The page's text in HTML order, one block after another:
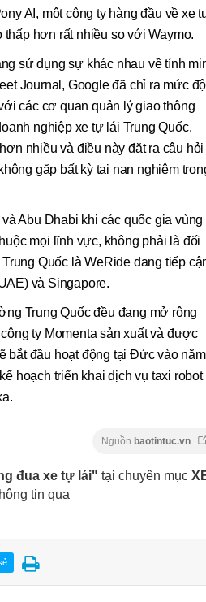
AI, một công ty hàng đầu về xe
thấp hơn rất nhiều so với Waymo.
sử dụng sự khác nhau về tính
Journal, Google đã chỉ ra mức độ
các cơ quan quản lý giao thông
nghiệp xe tự lái Trung Quốc.
nhiều và điều này đặt ra câu hỏi
gặp bất kỳ tai nạn nghiêm
Abu Dhabi khi các quốc gia vùng
mọi lĩnh vực, không phải là đối
Quốc là WeRide đang tiếp
và Singapore.
Trung Quốc đều đang mở rộng
ty Momenta sản xuất và được
bắt đầu hoạt động tại Đức vào năm
hoạch triển khai dịch vụ taxi robot
Nguồn baotintuc.vn
đua xe tự lái" tại chuyên mục
tin qua